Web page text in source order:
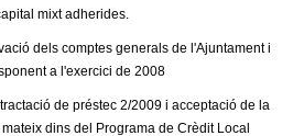
mixt adherides.
dels comptes generals de l'Ajuntament i
a l'exercici de 2008
de préstec 2/2009 i acceptació de la
dins del Programa de Crèdit Local